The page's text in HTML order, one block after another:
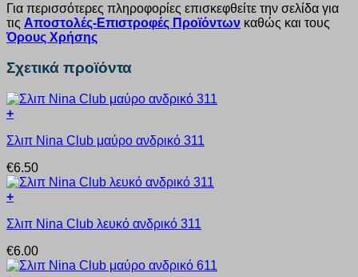
Για περισσότερες πληροφορίες επισκεφθείτε την σελίδα για
τις Αποστολές-Επιστροφές Προϊόντων καθώς και τους
Όρους Χρήσης
Σχετικά προϊόντα
+
το
έχει
πολλαπλές
παραλλαγές.
επιλογές
να
επιλεγούν
Σλιπ Nina Club μαύρο ανδρικό 311
€6.50
+
το
έχει
πολλαπλές
Σλιπ Nina Club λευκό ανδρικό 311
€6.00